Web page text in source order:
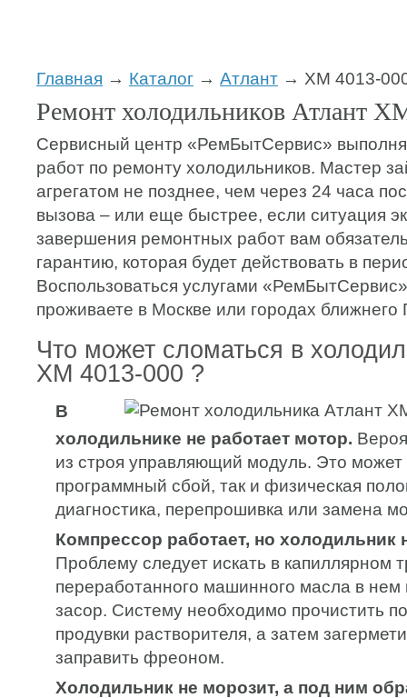
Главная → Каталог → Атлант → ХМ 4013-
Ремонт холодильников Атлант
Сервисный центр «РемБытСервис»
работ по ремонту холодильников. Мастер
агрегатом не позднее, чем через 24 часа
вызова – или еще быстрее, если ситуация
завершения ремонтных работ вам
гарантию, которая будет действовать в
Воспользоваться услугами
проживаете в Москве или городах ближнего
Что может сломаться в
ХМ 4013-000 ?
В
холодильнике не работает мотор.
из строя управляющий модуль. Это может
программный сбой, так и физическая
диагностика, перепрошивка или замена
Компрессор работает, но холодильник
Проблему следует искать в капиллярном
переработанного машинного масла в нем
засор. Систему необходимо прочистить
продувки растворителя, а затем
заправить фреоном.
Холодильник не морозит, а под ним